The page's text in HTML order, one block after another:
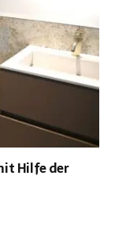
Hilfe der